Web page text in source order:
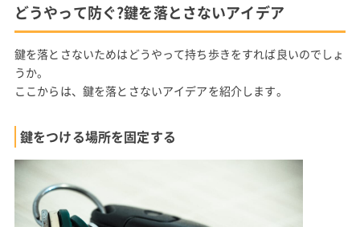
どうやって防ぐ?鍵を落とさないアイデア
鍵を落とさないためはどうやって持ち歩きをすれば良いのでしょ
うか。
ここからは、鍵を落とさないアイデアを紹介します。
鍵をつける場所を固定する